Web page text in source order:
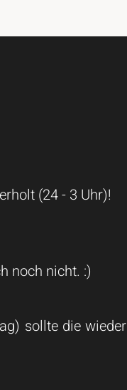
(24 - 3 Uhr)!
noch nicht. :)
sollte die